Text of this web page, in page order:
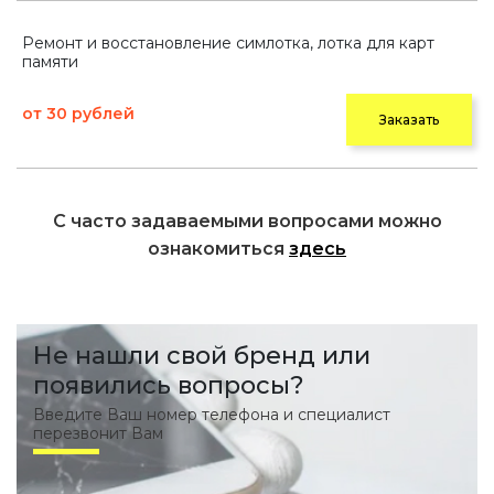
Ремонт и восстановление симлотка, лотка для карт
памяти
от 30 рублей Заказать
С часто задаваемыми вопросами можно
ознакомиться здесь
Не нашли свой бренд или
появились вопросы?
Введите Ваш номер телефона и специалист
перезвонит Вам